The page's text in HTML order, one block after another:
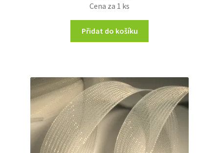
Cena za 1 ks
Přidat do košíku